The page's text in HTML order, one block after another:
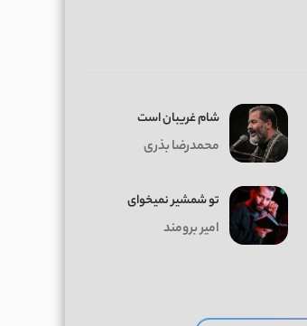
شام غریبان است
محمدرضا بذری
تو شمشیر نمیخوای
امیر برومند